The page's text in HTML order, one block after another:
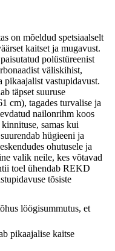
on mõeldud spetsiaalselt
kaitset ja mugavust.
polüstüreenist
väliskihist,
pikaajalist vastupidavust.
täpset suuruse
cm), tagades turvalise ja
nailonrihm koos
samas kui
hügieeni ja
ohutusele ja
valik neile, kes võtavad
toel ühendab REKD
tõsiste
löögisummutus, et
pikaajalise kaitse